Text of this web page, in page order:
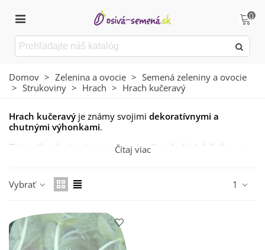
0
Domov > Zelenina a ovocie > Semená zeleniny a ovocie
> Strukoviny > Hrach > Hrach kučeravý
Hrach kučeravý je známy svojimi dekoratívnymi a
chutnými výhonkami.
Tieto výhonky tvoria rozvetvené ružice drobných lístkov a
Často je používaný v kuchyni ako amatérskymi, tak aj
profesionálnymi kuchármi.
či ako základletných šalátov.
Čítaj viac
Vybrať 1